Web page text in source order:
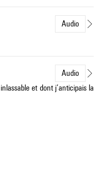
Audio
Audio
et dont j’anticipais la